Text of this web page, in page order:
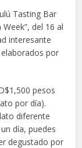
Tasting Bar
del 16 al
interesante
por
pesos
por día).
diferente
día, puedes
degustado por